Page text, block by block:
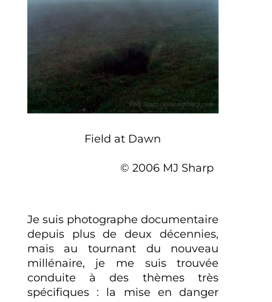
Field at Dawn
© 2006 MJ Sharp
Je suis photographe documentaire
depuis plus de deux décennies,
mais au tournant du nouveau
millénaire, je me suis trouvée
conduite à des thèmes très
spécifiques : la mise en danger